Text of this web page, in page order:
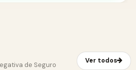
de Seguro
Ver todos